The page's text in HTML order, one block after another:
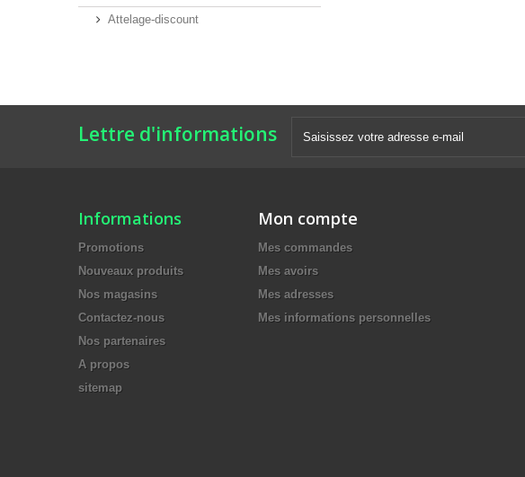
Attelage-discount
Lettre d'informations
Informations
Promotions
Nouveaux produits
Nos magasins
Contactez-nous
Nos partenaires
A propos
sitemap
Mon compte
Mes commandes
Mes avoirs
Mes adresses
Mes informations personnelles